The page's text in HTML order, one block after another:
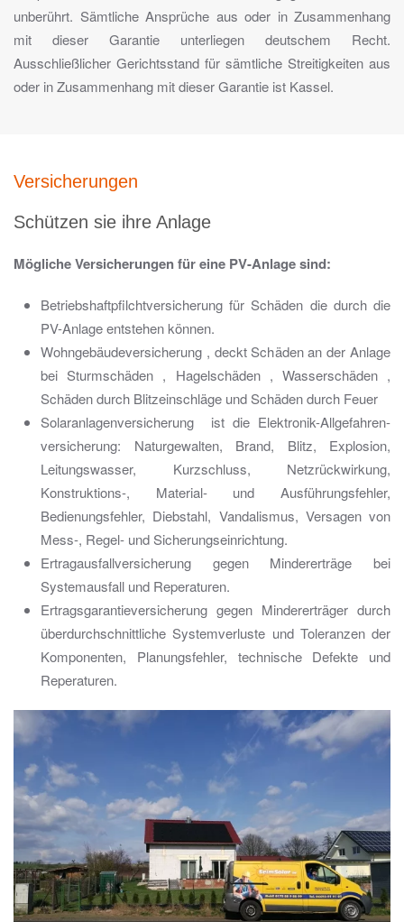
unberührt. Sämtliche Ansprüche aus oder in Zusammenhang
mit dieser Garantie unterliegen deutschem Recht.
Ausschließlicher Gerichtsstand für sämtliche Streitigkeiten aus
oder in Zusammenhang mit dieser Garantie ist Kassel.
Versicherungen
Schützen sie ihre Anlage
Mögliche Versicherungen für eine PV-Anlage sind:
Betriebshaftpfilchtversicherung für Schäden die durch die
PV-Anlage entstehen können.
Wohngebäudeversicherung , deckt Schäden an der Anlage
bei Sturmschäden , Hagelschäden , Wasserschäden ,
Schäden durch Blitzeinschläge und Schäden durch Feuer
Solaranlagenversicherung ist die Elektronik-Allgefahren-
versicherung: Naturgewalten, Brand, Blitz, Explosion,
Leitungswasser, Kurzschluss, Netzrückwirkung,
Konstruktions-, Material- und Ausführungsfehler,
Bedienungsfehler, Diebstahl, Vandalismus, Versagen von
Mess-, Regel- und Sicherungseinrichtung.
Ertragausfallversicherung gegen Mindererträge bei
Systemausfall und Reperaturen.
Ertragsgarantieversicherung gegen Mindererträger durch
überdurchschnittliche Systemverluste und Toleranzen der
Komponenten, Planungsfehler, technische Defekte und
Reperaturen.